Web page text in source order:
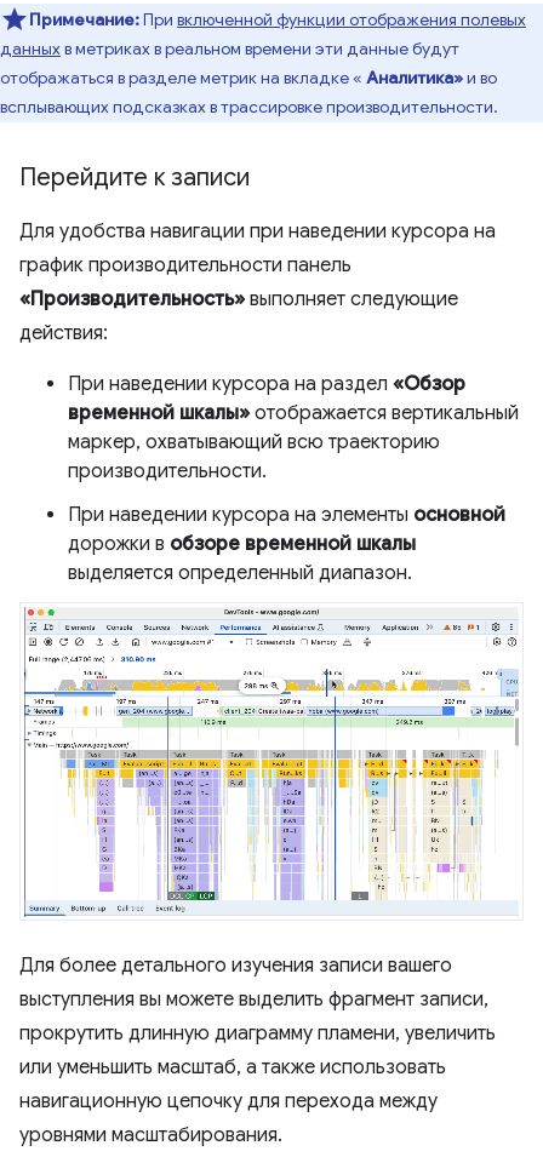
Примечание:При включенной функции отображения полевых
данныхв метриках в реальном времени эти данные будут
отображаться в разделе метрик на вкладке « Аналитика»и во
всплывающих подсказках в трассировке производительности.
Перейдите к записи
Для удобства навигации при наведении курсора на
график производительности панель
«Производительность» выполняет следующие
действия:
При наведении курсора на раздел «Обзор
временной шкалы» отображается вертикальный
маркер, охватывающий всю траекторию
производительности.
При наведении курсора на элементы основной
дорожки в обзоре временной шкалы
выделяется определенный диапазон.
Для более детального изучения записи вашего
выступления вы можете выделить фрагмент записи,
прокрутить длинную диаграмму пламени, увеличить
или уменьшить масштаб, а также использовать
навигационную цепочку для перехода между
уровнями масштабирования.